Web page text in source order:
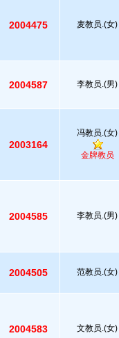
2004475 麦教员.(女)
2004587 李教员.(男)
2003164
冯教员.(女)
金牌教员
2004585 李教员.(男)
2004505 范教员.(女)
2004583 文教员.(女)